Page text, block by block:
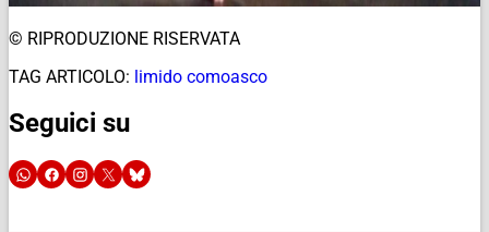
© RIPRODUZIONE RISERVATA
TAG ARTICOLO: limido comoasco
Seguici su